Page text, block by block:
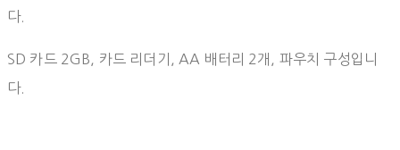
다.
SD 카드 2GB, 카드 리더기, AA 배터리 2개, 파우치 구성입니
다.